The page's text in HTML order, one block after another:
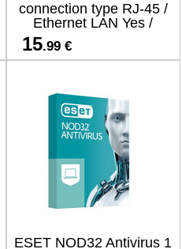
connection type RJ-45 /
Ethernet LAN Yes /
4xLAN ports
15.99 €
ESET NOD32 Antivirus 1